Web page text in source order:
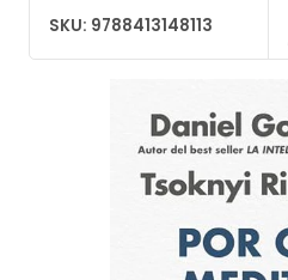
SKU: 9788413148113